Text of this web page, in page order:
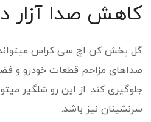
کاهش صدا آزار
گل پخش کن اچ سی کراس می­تواند
صدا­های مزاحم قطعات خودرو و
جلوگیری کند. از این رو شلگیر
سرنشینان نیز باشد.